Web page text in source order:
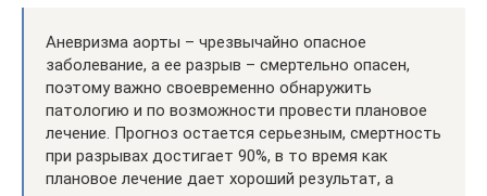
Аневризма аорты – чрезвычайно опасное
заболевание, а ее разрыв – смертельно опасен,
поэтому важно своевременно обнаружить
патологию и по возможности провести плановое
лечение. Прогноз остается серьезным, смертность
при разрывах достигает 90%, в то время как
плановое лечение дает хороший результат, а